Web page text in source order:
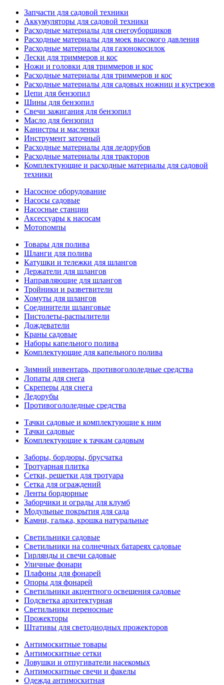
Запчасти для садовой техники
Аккумуляторы для садовой техники
Расходные материалы для снегоуборщиков
Расходные материалы для моек высокого давления
Расходные материалы для газонокосилок
Лески для триммеров и кос
Ножи и головки для триммеров и кос
Расходные материалы для триммеров и кос
Расходные материалы для садовых ножниц и кустрезов
Цепи для бензопил
Шины для бензопил
Свечи зажигания для бензопил
Масло для бензопил
Канистры и масленки
Инструмент заточный
Расходные материалы для ледорубов
Расходные материалы для тракторов
Комплектующие и расходные материалы для садовой
техники
Насосное оборудование
Насосы садовые
Насосные станции
Аксессуары к насосам
Мотопомпы
Товары для полива
Шланги для полива
Катушки и тележки для шлангов
Держатели для шлангов
Направляющие для шлангов
Тройники и разветвители
Хомуты для шлангов
Соединители шланговые
Пистолеты-распылители
Дождеватели
Краны садовые
Наборы капельного полива
Комплектующие для капельного полива
Зимний инвентарь, противогололедные средства
Лопаты для снега
Скреперы для снега
Ледорубы
Противогололедные средства
Тачки садовые и комплектующие к ним
Тачки садовые
Комплектующие к тачкам садовым
Заборы, бордюры, брусчатка
Тротуарная плитка
Сетки, решетки для тротуара
Сетка для ограждений
Ленты бордюрные
Заборчики и ограды для клумб
Модульные покрытия для сада
Камни, галька, крошка натуральные
Светильники садовые
Светильники на солнечных батареях садовые
Гирлянды и свечи садовые
Уличные фонари
Плафоны для фонарей
Опоры для фонарей
Светильники акцентного освещения садовые
Подсветка архитектурная
Светильники переносные
Прожекторы
Штативы для светодиодных прожекторов
Антимоскитные товары
Антимоскитные сетки
Ловушки и отпугиватели насекомых
Антимоскитные свечи и факелы
Одежда антимоскитная